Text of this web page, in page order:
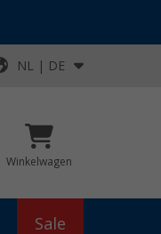
NL | DE
Winkelwagen
Sale